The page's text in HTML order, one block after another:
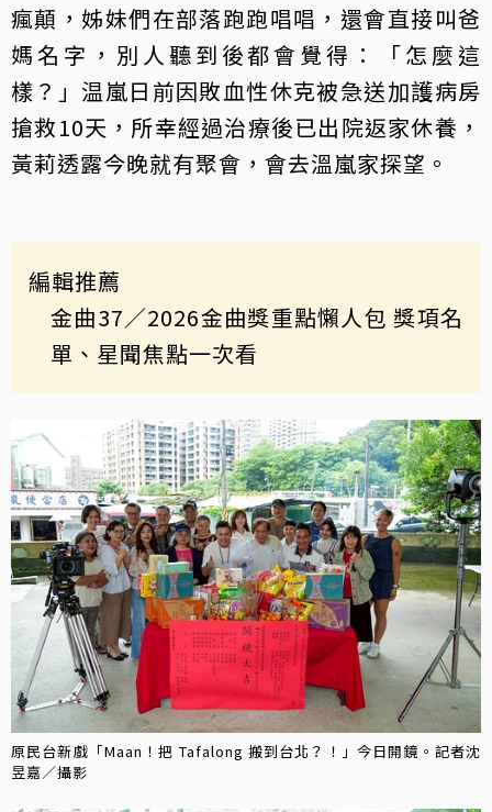
瘋顛，姊妹們在部落跑跑唱唱，還會直接叫爸
媽名字，別人聽到後都會覺得：「怎麼這
樣？」温嵐日前因敗血性休克被急送加護病房
搶救10天，所幸經過治療後已出院返家休養，
黃莉透露今晚就有聚會，會去溫嵐家探望。
編輯推薦
金曲37／2026金曲獎重點懶人包 獎項名
單、星聞焦點一次看
原民台新戲「Maan！把 Tafalong 搬到台北？！」今日開鏡。記者沈
昱嘉／攝影